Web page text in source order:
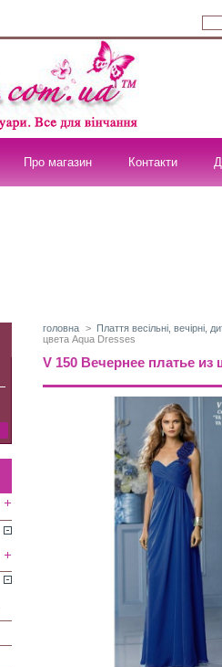
Про магазин Контакти
головна > Плаття весільні, вечірні,
цвета Aqua Dresses
V 150 Вечернее платье